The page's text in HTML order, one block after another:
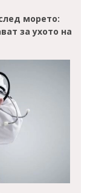
морето:
за ухото на